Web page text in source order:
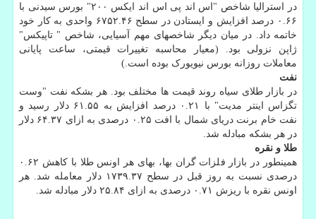
در استرالیا شاخص "اس اند پی اس اند ایکس ۲۰۰" بورس سیدنی با
۰.۶۶ درصد افزایش و ایستادن در سطح ۶۷۵۲.۴۶ واحدی به کار خود
خاتمه داد. در میان دیگر شاخصهای مهم آسیایی، شاخص " تاپیکس"
ژاپن نزولی بود. (معیار محاسبه تغییرات قیمتی، ساعت پایانی
معاملات روزانه بورس نیویورک بوده است.)
نفت
در بازار طلای سیاه روند قیمت ها مختلف بود. هر بشکه نفت "وست
تگزاس اینتر مدیت" با ۰.۲۱ درصد افزایش به ۶۱.۵۵ دلار رسید و
نفت خام برنت دریای شمال با افت ۰.۲۵ درصدی به ازای ۶۴.۳۷ دلار
در هر بشکه مبادله شد.
طلا و نقره
همینطور در بازار فلزات گران بها، بهای هر اونس طلا با کاهش ۰.۶۲
درصدی نسبت به روز قبل در سطح ۱۷۳۹.۳۷ دلار معامله شد. هر
اونس نقره با ریزش ۰.۷۱ درصدی به ازای ۲۵.۸۴ دلار مبادله شد.